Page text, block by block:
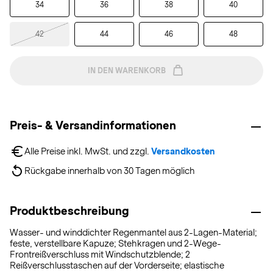
34 36 38 40
42 44 46 48
IN DEN WARENKORB
Preis- & Versandinformationen
Alle Preise inkl. MwSt. und zzgl. Versandkosten
Rückgabe innerhalb von 30 Tagen möglich
Produktbeschreibung
Wasser- und winddichter Regenmantel aus 2-Lagen-Material;
feste, verstellbare Kapuze; Stehkragen und 2-Wege-
Frontreißverschluss mit Windschutzblende; 2
Reißverschlusstaschen auf der Vorderseite; elastische